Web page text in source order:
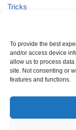
To provide the best
and/or access device
allow us to process
site. Not consenting or
features and functions.
Tricks
Uncategorized
Vegane Kuchen